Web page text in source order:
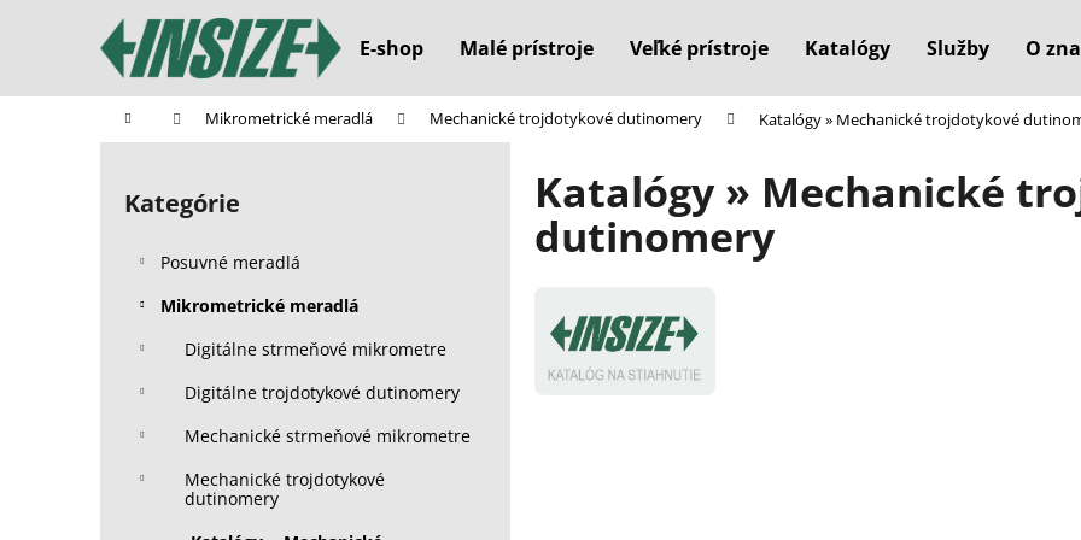
E-shop Malé prístroje Veľké prístroje Katalógy Služby O
Domov Mikrometrické meradlá Mechanické trojdotykové dutinomery Katalógy » Mechanické trojdotykové
B
Preskočiť
kategórie
Kategórie
Posuvné meradlá
Mikrometrické meradlá
Digitálne strmeňové mikrometre
Digitálne trojdotykové dutinomery
Mechanické strmeňové mikrometre
Mechanické trojdotykové
dutinomery
Katalógy » Mechanické
dutinomery
í
Späť
do
Späť
do
Čo potrebujete nájsť?
Odporúčame